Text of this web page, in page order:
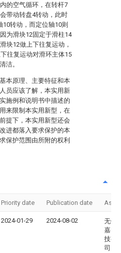
的空气循环，在转杆7
带动转盘4转动，此时
转动，而定位轴10则
为滑块12固定于滑柱14
块12做上下往复运动，
往复运动对滑环主体15
洁。
本原理、主要特征和本
员应该了解，本实用新
施例和说明书中描述的
来限制本实用新型，在
提下，本实用新型还会
进都落入要求保护的本
保护范围由所附的权利
Priority date Publication date
2024-01-29 2024-08-02
无锡
嘉电
技有
司